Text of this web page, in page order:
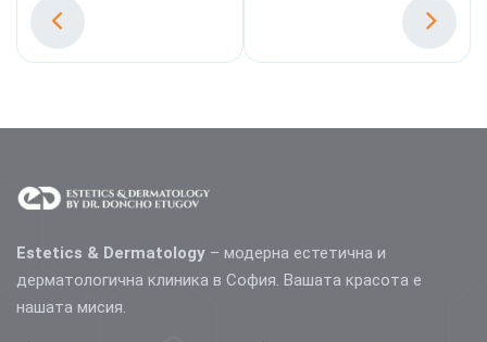
Estetics & Dermatology – модерна естетична и
дерматологична клиника в София. Вашата красота е
нашата мисия.